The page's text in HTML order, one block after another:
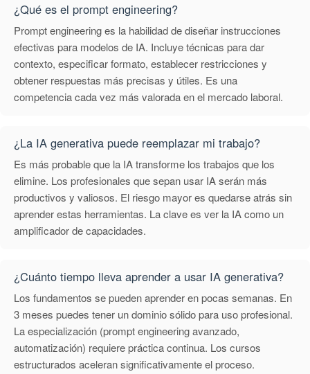
¿Qué es el prompt engineering?
Prompt engineering es la habilidad de diseñar instrucciones
efectivas para modelos de IA. Incluye técnicas para dar
contexto, especificar formato, establecer restricciones y
obtener respuestas más precisas y útiles. Es una
competencia cada vez más valorada en el mercado laboral.
¿La IA generativa puede reemplazar mi trabajo?
Es más probable que la IA transforme los trabajos que los
elimine. Los profesionales que sepan usar IA serán más
productivos y valiosos. El riesgo mayor es quedarse atrás sin
aprender estas herramientas. La clave es ver la IA como un
amplificador de capacidades.
¿Cuánto tiempo lleva aprender a usar IA generativa?
Los fundamentos se pueden aprender en pocas semanas. En
3 meses puedes tener un dominio sólido para uso profesional.
La especialización (prompt engineering avanzado,
automatización) requiere práctica continua. Los cursos
estructurados aceleran significativamente el proceso.